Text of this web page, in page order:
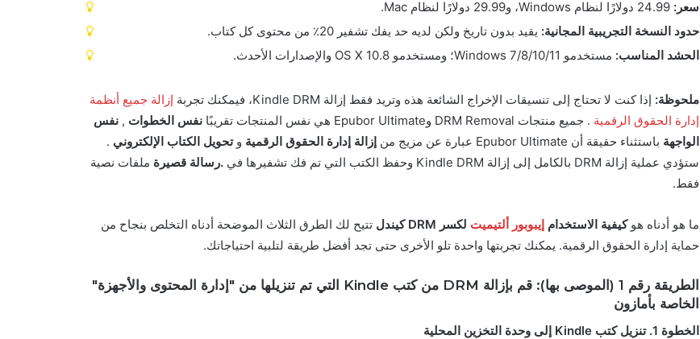
سعر:
حدود النسخة التجريبية المجانية: يقيد بدون تاريخ ولكن لديه حد يفك تشفير 20٪ من محتوى كل كتاب.
الحشد المناسب: مستخدمو Windows 7/8/10/11؛ ومستخدمو OS X 10.8 والإصدارات الأحدث.
ملحوظة: إذا كنت لا تحتاج إلى تنسيقات الإخراج الشائعة هذه وتريد فقط إزالة Kindle DRM، فيمكنك تجربة
إزالة جميع أنظمة
إدارة الحقوق الرقمية . جميع منتجات DRM Removal وEpubor Ultimate هي نفس المنتجات تقريبًا نفس الخطوات , نفس
الواجهة باستثناء حقيقة أن Epubor Ultimate عبارة عن مزيج من إزالة إدارة الحقوق الرقمية وتحويل الكتاب الإلكتروني .
ستؤدي عملية إزالة DRM بالكامل إلى إزالة Kindle DRM وحفظ الكتب التي تم فك تشفيرها في
.رسالة قصيرة ملفات نصية
فقط.
ما هو أدناه هوكيفية الاستخدام إيبوبور ألتيميت لكسر DRM كيندل
تتيح لك الطرق الثلاث الموضحة أدناه التخلص بنجاح من
حماية إدارة الحقوق الرقمية. يمكنك تجربتها واحدة تلو الأخرى حتى تجد أفضل طريقة لتلبية احتياجاتك.
الطريقة رقم 1 (الموصى بها): قم بإزالة DRM من كتب Kindle التي تم تنزيلها من "إدارة المحتوى والأجهزة"
الخاصة بأمازون
الخطوة 1. تنزيل كتب Kindle إلى وحدة التخزين المحلية